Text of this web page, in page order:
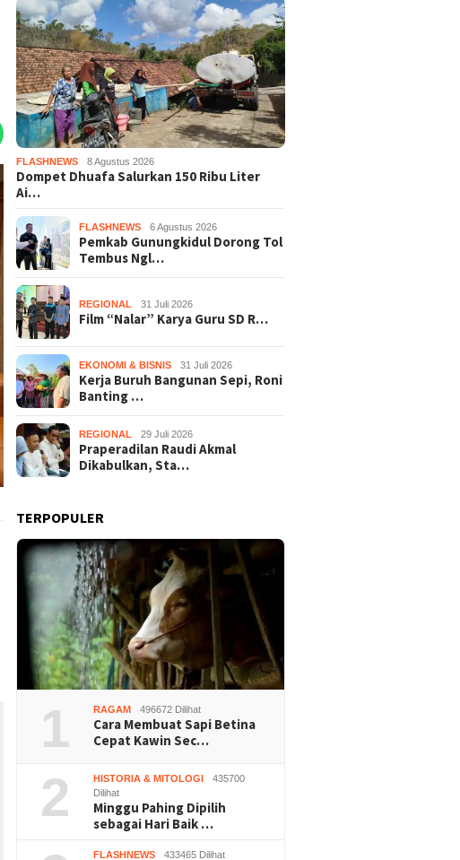
FLASHNEWS 8 Agustus 2026
Dompet Dhuafa Salurkan 150 Ribu Liter
Ai…
FLASHNEWS 6 Agustus 2026
Pemkab Gunungkidul Dorong Tol
Tembus Ngl…
REGIONAL 31 Juli 2026
Film “Nalar” Karya Guru SD R…
EKONOMI & BISNIS 31 Juli 2026
Kerja Buruh Bangunan Sepi, Roni
Banting …
REGIONAL 29 Juli 2026
Praperadilan Raudi Akmal
Dikabulkan, Sta…
TERPOPULER
1 RAGAM 496672 Dilihat
Cara Membuat Sapi Betina
Cepat Kawin Sec…
2 HISTORIA & MITOLOGI
435700
Dilihat
Minggu Pahing Dipilih
sebagai Hari Baik …
FLASHNEWS 433465 Dilihat